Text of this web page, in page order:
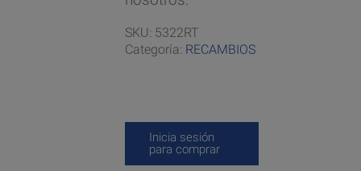
SKU: 5322RT
Categoría: RECAMBIOS
Inicia sesión
para comprar